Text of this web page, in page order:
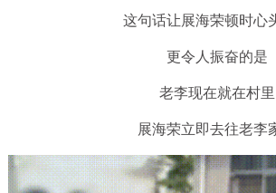
这句话让展海荣顿时心
更令人振奋的是
老李现在就在村里
展海荣立即去往老李